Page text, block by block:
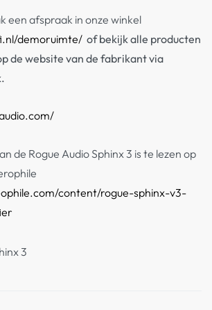
een afspraak in onze winkel
demoruimte/ of bekijk alle producten
de website van de fabrikant via
de Rogue Audio Sphinx 3 is te lezen op
content/rogue-sphinx-v3-